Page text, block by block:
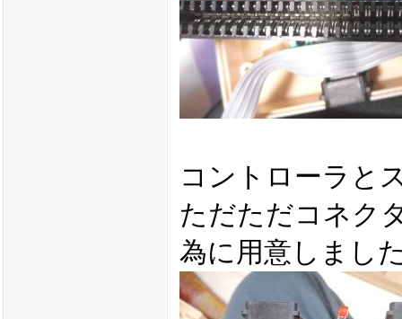
コントローラと
ただただコネク
為に用意しまし